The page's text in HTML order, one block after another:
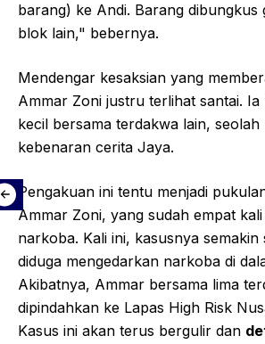
barang) ke Andi. Barang dibungkus
blok lain," bebernya.
Mendengar kesaksian yang
Ammar Zoni justru terlihat santai.
kecil bersama terdakwa lain,
kebenaran cerita Jaya.
Pengakuan ini tentu menjadi
Ammar Zoni, yang sudah empat
narkoba. Kali ini, kasusnya semakin
diduga mengedarkan narkoba di
Akibatnya, Ammar bersama lima
dipindahkan ke Lapas High Risk
Kasus ini akan terus bergulir dan